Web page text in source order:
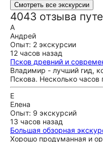
Смотреть все экскурсии
4043 отзыва
А
Андрей
Опыт: 2 экскурсии
12 часов назад
Псков древний и
Владимир - лучший гид,
Пскова. Несколько часов
Е
Елена
Опыт: 9 экскурсий
13 часов назад
Большая обзорная
Хорошо продуманная и